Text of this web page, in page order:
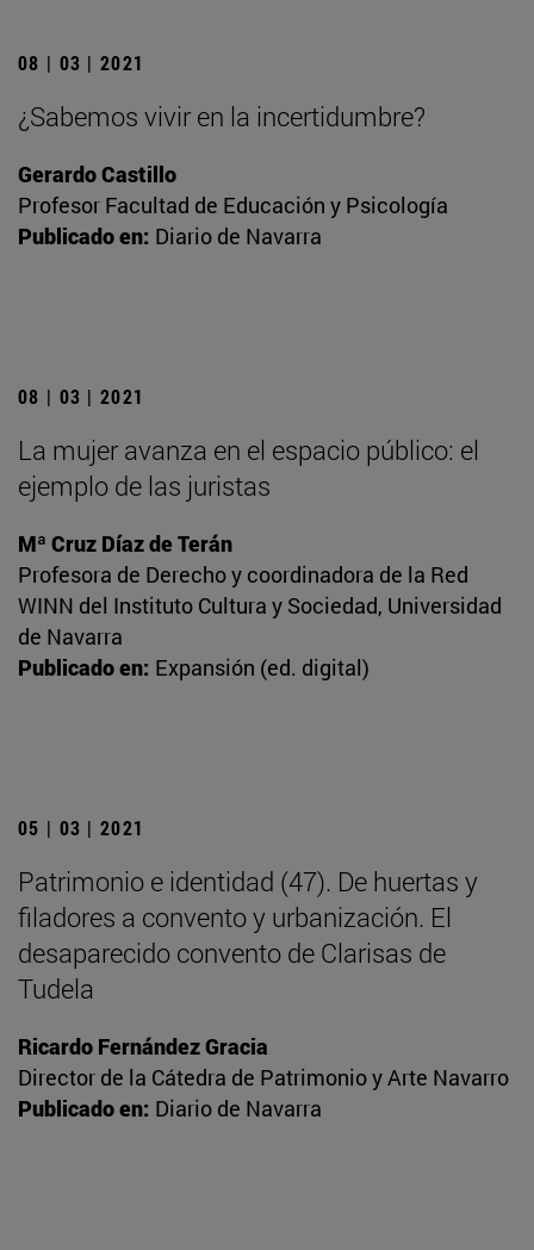
08 | 03 | 2021
¿Sabemos vivir en la incertidumbre?
Gerardo Castillo
Profesor Facultad de Educación y Psicología
Publicado en: Diario de Navarra
08 | 03 | 2021
La mujer avanza en el espacio público: el
ejemplo de las juristas
Mª Cruz Díaz de Terán
Profesora de Derecho y coordinadora de la Red
WINN del Instituto Cultura y Sociedad, Universidad
de Navarra
Publicado en: Expansión (ed. digital)
05 | 03 | 2021
Patrimonio e identidad (47). De huertas y
filadores a convento y urbanización. El
desaparecido convento de Clarisas de
Tudela
Ricardo Fernández Gracia
Director de la Cátedra de Patrimonio y Arte Navarro
Publicado en: Diario de Navarra